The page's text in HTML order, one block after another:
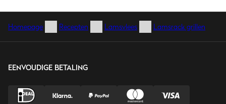
Homepage Recepten Lamsvlees Lamsrack grillen
EENVOUDIGE BETALING